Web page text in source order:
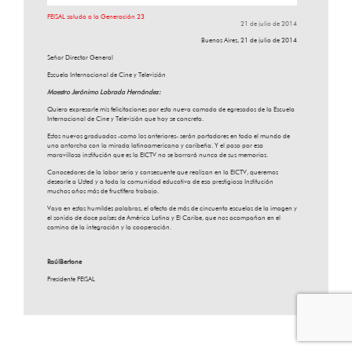
FEISAL saluda a la Generación 23
21 de julio de 2014
Buenos Aires, 21 de julio de 2014
Señor Director General
Escuela Internacional de Cine y Televisión
Maestro Jerónimo Labrada Hernández:
Quiero expresarle mis felicitaciones por esta nueva camada de egresados de la Escuela
Internacional de Cine y Televisión que hoy se concreta.
Estos nuevos graduados -como los anteriores- serán portadores en todo el mundo de
una antorcha con la mirada latinoamericana y caribeña. Y el paso por esa
maravillosa institución que es la EICTV no se borrará nunca de sus memorias.
Conocedores de la labor seria y consecuente que realizan en la EICTV, queremos
desearle a Usted y a toda la comunidad educativa de esa prestigiosa Institución
muchos años más de fructífero trabajo.
Vaya en estas humildes palabras, el afecto de más de cincuenta escuelas de la imagen y
el sonido de doce países de América Latina y El Caribe, que nos acompañan en el
camino de la integración y la cooperación.
RaúlBertone
Presidente FEISAL